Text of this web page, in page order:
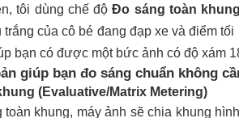
tôi dùng chế độĐo sáng toàn
trắng của cô bé đang đạp xe và điểm
bạn có được một bức ảnh có độ xám
giúp bạn đo sáng chuẩn không
(Evaluative/Matrix Metering)
khung, máy ảnh sẽ chia khung